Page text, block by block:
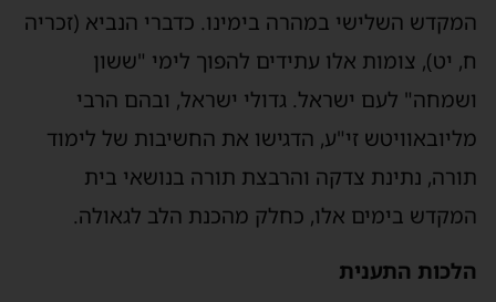
המקדש השלישי במהרה בימינו. כדברי הנביא (זכריה
ח, יט), צומות אלו עתידים להפוך לימי "ששון
ושמחה" לעם ישראל. גדולי ישראל, ובהם הרבי
מליובאוויטש זי"ע, הדגישו את החשיבות של לימוד
תורה, נתינת צדקה והרבצת תורה בנושאי בית
המקדש בימים אלו, כחלק מהכנת הלב לגאולה.
הלכות התענית